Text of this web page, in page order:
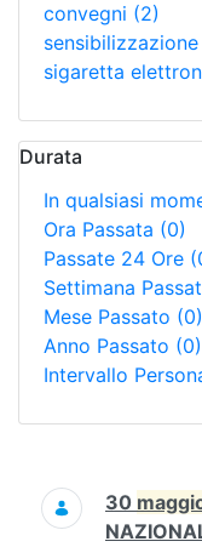
convegni (2)
sensibilizzazione
sigaretta
Durata
In qualsiasi
Ora Passata (0)
Passate 24 Ore
Settimana
Mese Passato (0)
Anno Passato (0)
Intervallo
Ricerca
30